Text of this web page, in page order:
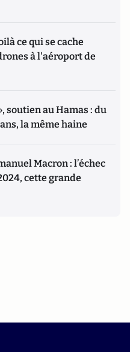
ce qui se cache
à l'aéroport de
soutien au Hamas : du
la même haine
Macron : l’échec
cette grande